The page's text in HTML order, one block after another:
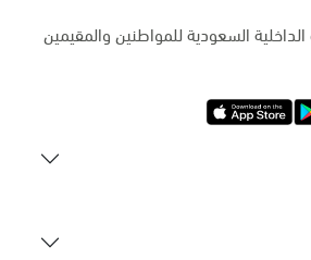
السعودية للمواطنين والمقيمين